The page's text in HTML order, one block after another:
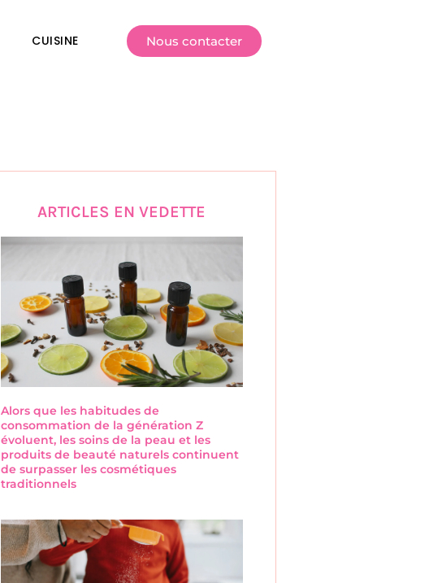
CUISINE Nous contacter
ARTICLES EN VEDETTE
Alors que les habitudes de
consommation de la génération Z
évoluent, les soins de la peau et les
produits de beauté naturels continuent
de surpasser les cosmétiques
traditionnels